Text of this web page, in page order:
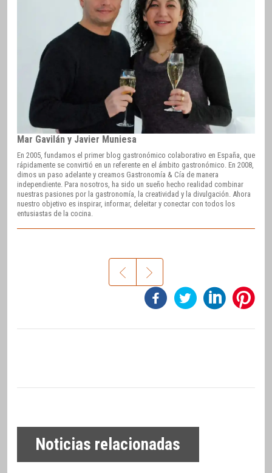
Mar Gavilán y Javier Muniesa
En 2005, fundamos el primer blog gastronómico colaborativo en España, que
rápidamente se convirtió en un referente en el ámbito gastronómico. En 2008,
dimos un paso adelante y creamos Gastronomía & Cía de manera
independiente. Para nosotros, ha sido un sueño hecho realidad combinar
nuestras pasiones por la gastronomía, la creatividad y la divulgación. Ahora
nuestro objetivo es inspirar, informar, deleitar y conectar con todos los
entusiastas de la cocina.
Noticias relacionadas